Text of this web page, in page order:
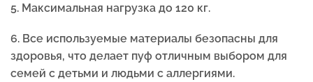
5. Максимальная нагрузка до 120 кг.
6. Все используемые материалы безопасны для
здоровья, что делает пуф отличным выбором для
семей с детьми и людьми с аллергиями.